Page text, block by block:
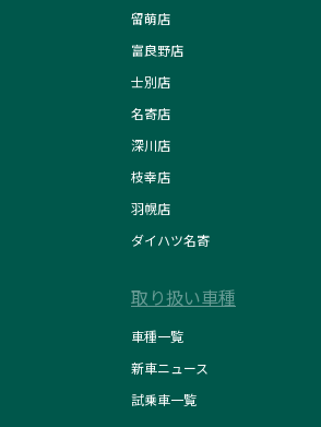
留萌店
富良野店
士別店
名寄店
深川店
枝幸店
羽幌店
ダイハツ名寄
取り扱い車種
車種一覧
新車ニュース
試乗車一覧